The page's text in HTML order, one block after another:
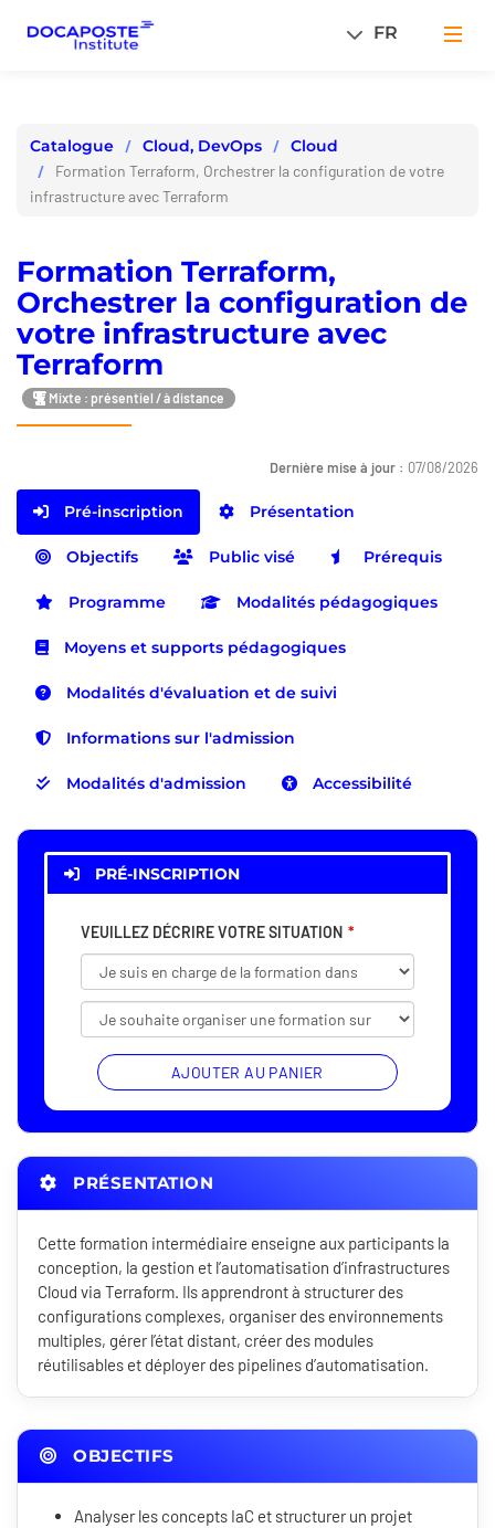
FR
Catalogue Cloud, DevOps Cloud
Formation Terraform, Orchestrer la configuration de votre
infrastructure avec Terraform
Formation Terraform,
Orchestrer la configuration de
votre infrastructure avec
Terraform
Mixte : présentiel / à distance
Dernière mise à jour : 07/08/2026
Pré-inscription Présentation
Objectifs Public visé Prérequis
Programme Modalités pédagogiques
Moyens et supports pédagogiques
Modalités d'évaluation et de suivi
Informations sur l'admission
Modalités d'admission Accessibilité
PRÉ-INSCRIPTION
VEUILLEZ DÉCRIRE VOTRE SITUATION
AJOUTER AU PANIER
PRÉSENTATION
Cette formation intermédiaire enseigne aux participants la
conception, la gestion et l’automatisation d’infrastructures
Cloud via Terraform. Ils apprendront à structurer des
configurations complexes, organiser des environnements
multiples, gérer l’état distant, créer des modules
réutilisables et déployer des pipelines d’automatisation.
OBJECTIFS
Analyser les concepts IaC et structurer un projet